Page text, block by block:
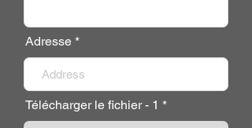
Adresse
Télécharger le fichier - 1